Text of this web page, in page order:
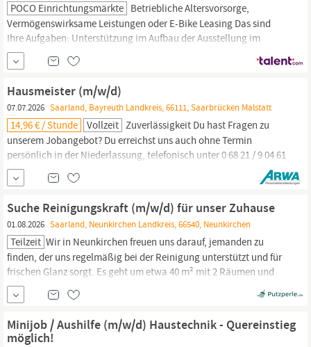
POCO Einrichtungsmärkte Betriebliche Altersvorsorge,
Vermögenswirksame Leistungen oder E-Bike Leasing Das sind
Ihre Aufgaben: Unterstützung im Aufbau der Ausstellung im
Markt, keine Reisetätigkeit Möbel- und Küchenaufbau Reparatur-
und Wartungsarbeiten Durchführung von
Hausmeistertätigkeiten
Das sollten Sie mitbringen: Idealerweise Erfahrung im
Hausmeister (m/w/d)
07.07.2026 Saarland, Bayreuth Landkreis, 66111, Saarbrücken Malstatt
14,96 € / Stunde Vollzeit Zuverlässigkeit Du hast Fragen zu
unserem Jobangebot? Du erreichst uns auch ohne Termin
persönlich in der Niederlassung, telefonisch unter 0 68 21 / 9 04 61
- 0 oder per E-Mail an neunkirchen, Gebäudetechniker (m/w/d),
Facility Manager (m/w/d), Objektbetreuer (m/w/d), Technischer
Hausmeisterhelfer
Suche Reinigungskraft (m/w/d) für unser Zuhause
01.08.2026 Saarland, Neunkirchen Landkreis, 66540, Neunkirchen
Teilzeit Wir in Neunkirchen freuen uns darauf, jemanden zu
finden, der uns regelmäßig bei der Reinigung unterstützt und für
frischen Glanz sorgt. Es geht um etwa 40 m² mit 2 Räumen und
einem Bad. Auch Wäsche waschen und bügeln gehört dazu,
ebenso kleinereHausmeistertätigkeiten.
Die Unterstützung wird
regelmäßig gewünscht.
Minijob / Aushilfe (m/w/d) Haustechnik - Quereinstieg
möglich!